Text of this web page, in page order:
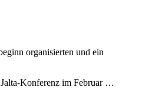
organisierten und ein
Jalta-Konferenz im Februar …